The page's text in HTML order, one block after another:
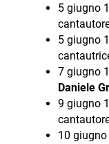
5 giugno
5 giugno
7 giugno
Daniele
9 giugno
10